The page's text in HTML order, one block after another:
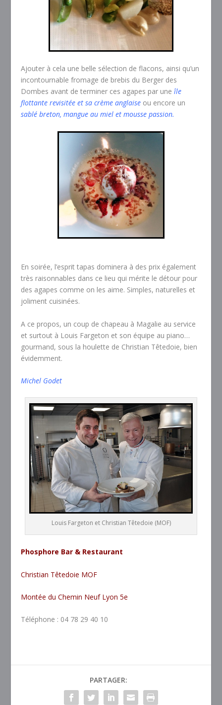
Ajouter à cela une belle sélection de flacons, ainsi qu’un
incontournable fromage de brebis du Berger des
Dombes avant de terminer ces agapes par uneîle
flottante revisitée et sa crème anglaise ou encore un
sablé breton, mangue au miel et mousse passion.
En soirée, l’esprit tapas dominera à des prix également
très raisonnables dans ce lieu qui mérite le détour pour
des agapes comme on les aime. Simples, naturelles et
joliment cuisinées.
A ce propos, un coup de chapeau à Magalie au service
et surtout à Louis Fargeton et son équipe au piano…
gourmand, sous la houlette de Christian Têtedoie, bien
évidemment.
Michel Godet
Louis Fargeton et Christian Têtedoie (MOF)
Phosphore Bar & Restaurant
Christian Têtedoie MOF
Montée du Chemin Neuf Lyon 5e
Téléphone : 04 78 29 40 10
PARTAGER: